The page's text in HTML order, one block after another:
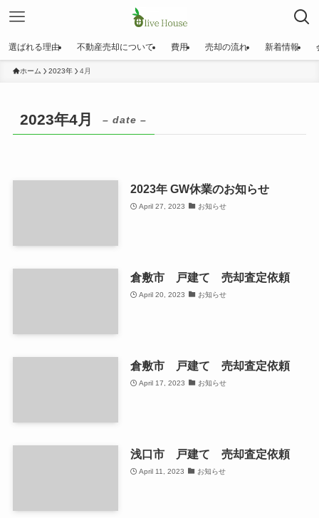
選ばれる理由 不動産売却について 費用 売却の流れ 新着情報
ホーム 2023年 4月
2023年4月 – date –
2023年 GW休業のお知らせ
April 27, 2023 お知らせ
倉敷市 戸建て 売却査定依頼
April 20, 2023 お知らせ
倉敷市 戸建て 売却査定依頼
April 17, 2023 お知らせ
浅口市 戸建て 売却査定依頼
April 11, 2023 お知らせ